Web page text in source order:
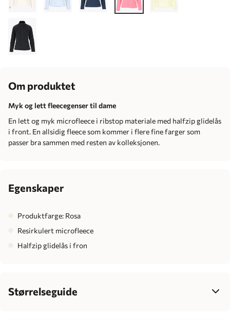
Om produktet
Myk og lett fleecegenser til dame
En lett og myk microfleece i ribstop materiale med halfzip glidelås
i front. En allsidig fleece som kommer i flere fine farger som
passer bra sammen med resten av kolleksjonen.
Egenskaper
Produktfarge: Rosa
Resirkulert microfleece
Halfzip glidelås i fron
Størrelseguide